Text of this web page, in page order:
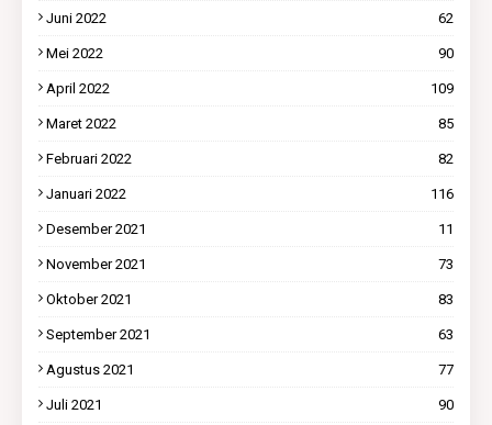
Juni 2022 62
Mei 2022 90
April 2022 109
Maret 2022 85
Februari 2022 82
Januari 2022 116
Desember 2021 11
November 2021 73
Oktober 2021 83
September 2021 63
Agustus 2021 77
Juli 2021 90